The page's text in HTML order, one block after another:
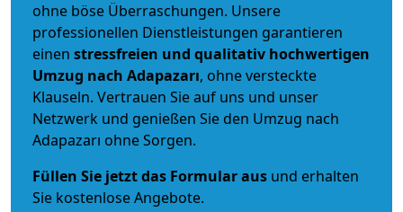
ohne böse Überraschungen. Unsere
professionellen Dienstleistungen garantieren
einen stressfreien und qualitativ hochwertigen
Umzug nach Adapazarı, ohne versteckte
Klauseln. Vertrauen Sie auf uns und unser
Netzwerk und genießen Sie den Umzug nach
Adapazarı ohne Sorgen.
Füllen Sie jetzt das Formular aus und erhalten
Sie kostenlose Angebote.